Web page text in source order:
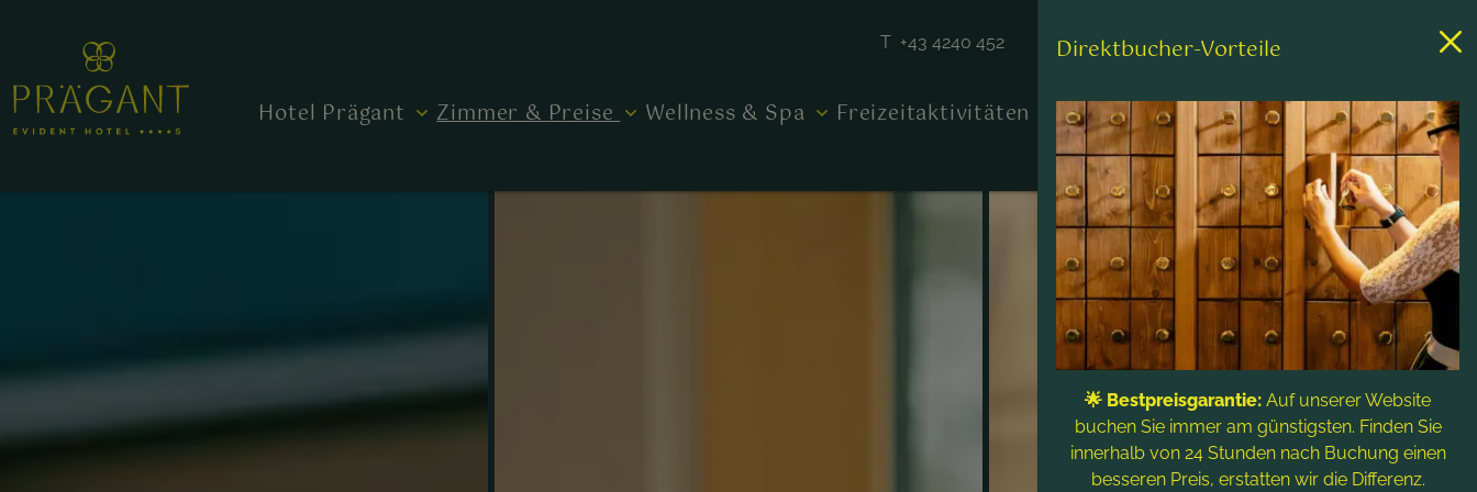
T +43 4240 452
Hotel Prägant Zimmer & Preise Wellness & Spa Freizeitaktivitäten Kontakt & Service
Direktbucher-Vorteile
🌟 Bestpreisgarantie: Auf unserer Website
buchen Sie immer am günstigsten. Finden Sie
innerhalb von 24 Stunden nach Buchung einen
besseren Preis, erstatten wir die Differenz.